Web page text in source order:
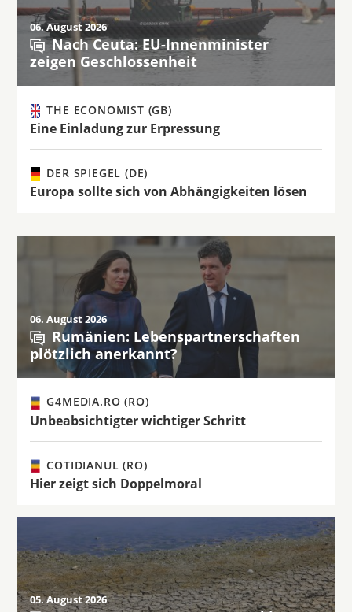
06. August 2026
Nach Ceuta: EU-Innenminister
zeigen Geschlossenheit
THE ECONOMIST (GB)
Eine Einladung zur Erpressung
DER SPIEGEL (DE)
Europa sollte sich von Abhängigkeiten lösen
06. August 2026
Rumänien: Lebenspartnerschaften
plötzlich anerkannt?
G4MEDIA.RO (RO)
Unbeabsichtigter wichtiger Schritt
COTIDIANUL (RO)
Hier zeigt sich Doppelmoral
05. August 2026